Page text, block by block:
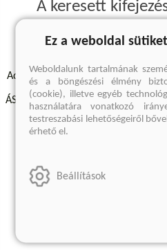
A keresett
Adatvédelmi szabályzatok
ÁSZF - Vásárlási feltételek A
Árkötött termékek
Ez a weboldal
Weboldalunk tartalmának
és a böngészési élmény
(cookie), illetve egyéb
használatára vonatkozó
testreszabási lehetőségeiről
érhető el.
Beállítások